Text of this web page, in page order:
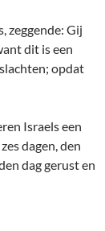
zeggende: Gij
dit is een
opdat
Israels een
dagen, den
dag gerust en